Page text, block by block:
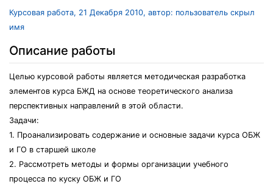
Курсовая работа, 21 Декабря 2010, автор: пользователь скрыл
имя
Описание работы
Целью курсовой работы является методическая разработка
элементов курса БЖД на основе теоретического анализа
перспективных направлений в этой области.
Задачи:
1. Проанализировать содержание и основные задачи курса ОБЖ
и ГО в старшей школе
2. Рассмотреть методы и формы организации учебного
процесса по куску ОБЖ и ГО